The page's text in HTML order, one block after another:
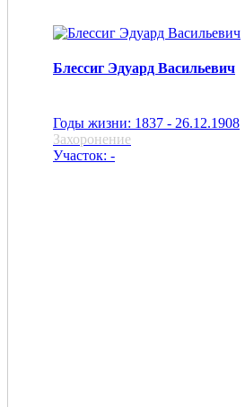
Блессиг Эдуард Васильевич
Годы жизни: 1837 - 26.12.1908
Захоронение
Участок: -